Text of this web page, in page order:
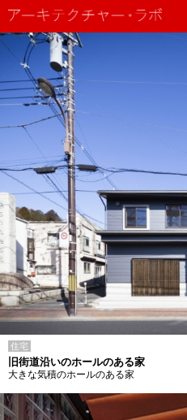
住宅
旧街道沿いのホールのある家
大きな気積のホールのある家